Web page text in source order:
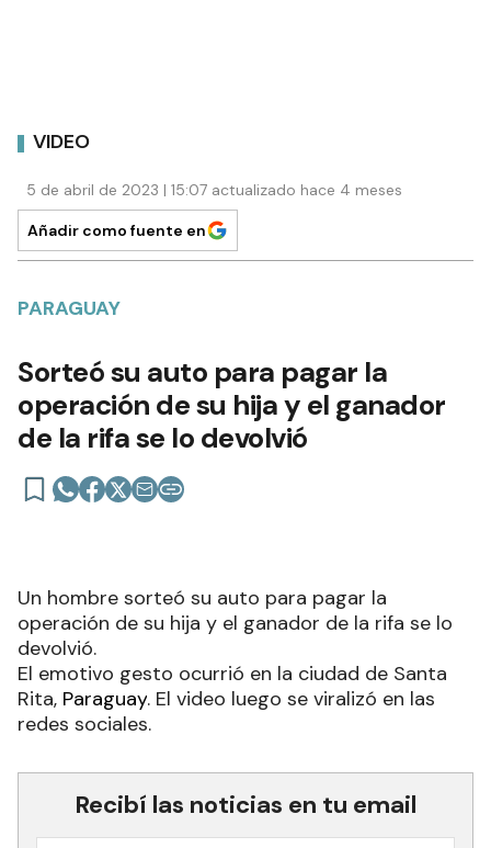
VIDEO
5 de abril de 2023 | 15:07 actualizado hace 4 meses
Añadir como fuente en
PARAGUAY
Sorteó su auto para pagar la
operación de su hija y el ganador
de la rifa se lo devolvió
Un hombre sorteó su auto para pagar la
operación de su hija y el ganador de la rifa se lo
devolvió.
El emotivo gesto ocurrió en la ciudad de Santa
Rita, Paraguay. El video luego se viralizó en las
redes sociales.
Recibí las noticias en tu email